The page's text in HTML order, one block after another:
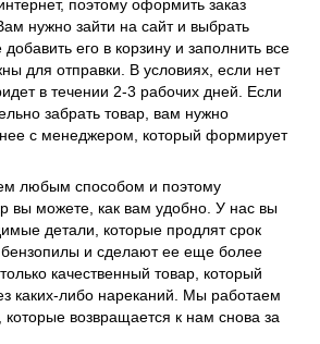
поэтому оформить заказ
нужно зайти на сайт и выбрать
его в корзину и заполнить все
для отправки. В условиях, если нет
в течении 2-3 рабочих дней. Если
забрать товар, вам нужно
с менеджером, который формирует
любым способом и поэтому
вы можете, как вам удобно. У нас вы
детали, которые продлят срок
и сделают ее еще более
качественный товар, который
каких-либо нареканий. Мы работаем
которые возвращается к нам снова за